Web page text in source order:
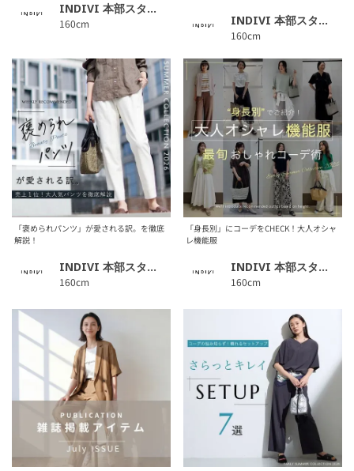
INDIVI 本部スタッフ
160cm INDIVI 本部スタッフ
160cm
「褒められパンツ」が愛される訳。を徹底
解説！
INDIVI 本部スタッフ
160cm
「身長別」にコーデをCHECK！大人オシャ
レ機能服
INDIVI 本部スタッフ
160cm